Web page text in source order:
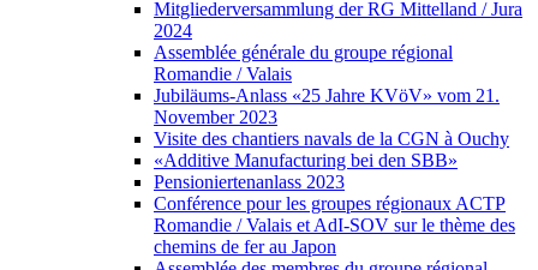
Mitgliederversammlung der RG Mittelland / Jura
2024
Assemblée générale du groupe régional
Romandie / Valais
Jubiläums-Anlass «25 Jahre KVöV» vom 21.
November 2023
Visite des chantiers navals de la CGN à Ouchy
«Additive Manufacturing bei den SBB»
Pensioniertenanlass 2023
Conférence pour les groupes régionaux ACTP
Romandie / Valais et AdI-SOV sur le thème des
chemins de fer au Japon